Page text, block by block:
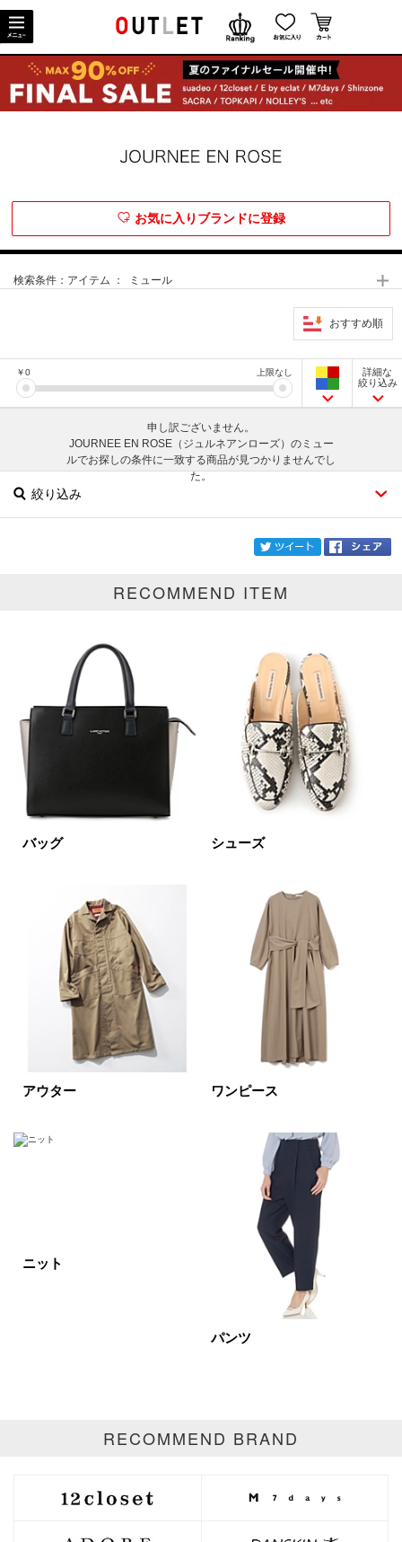
お気に入りブランドに登録
検索条件： アイテム ： ミュール
おすすめ順
￥0 上限なし
詳細な
絞り込み
申し訳ございません。
JOURNEE EN ROSE（ジュルネアンローズ）のミュー
ルでお探しの条件に一致する商品が見つかりませんでし
た。
絞り込み
ミュール
サイズ
掲載雑誌
価格
表示オプション
すべて 新着
SALE商品 予約品
再入荷 ラスト1
在庫あり
カラー
グレー
オレンジ
ピンク
ブルー
シルバー
RECOMMEND ITEM
バッグ シューズ
アウター ワンピース
ニット
パンツ
RECOMMEND BRAND